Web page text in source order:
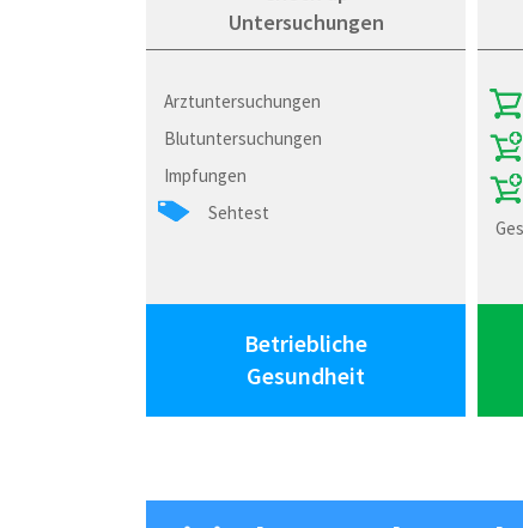
Untersuchungen
Arztuntersuchungen
Blutuntersuchungen
Impfungen
Sehtest
Betriebliche
Gesundheit